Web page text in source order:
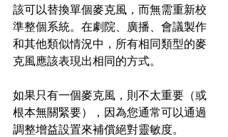
該可以替換單個麥克風，而無需重新校
準整個系統。在劇院、廣播、會議製作
和其他類似情況中，所有相同類型的麥
克風應該表現出相同的方式。
如果只有一個麥克風，則不太重要（或
根本無關緊要），因為您通常可以通過
調整增益設置來補償絕對靈敏度。